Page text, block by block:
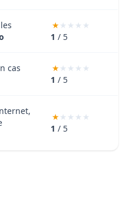
1 / 5
cas
1 / 5
1 / 5